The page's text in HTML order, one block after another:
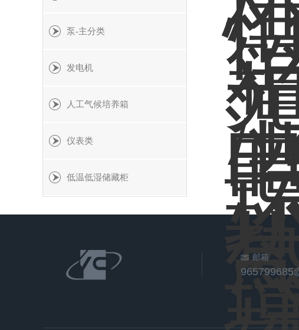
泵-主分类
发电机
人工气候培养箱
仪表类
低温低湿储藏柜
邮箱